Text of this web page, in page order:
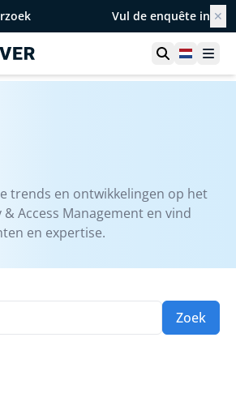
Vul de enquête in ✕
Toon zoek
trends en ontwikkelingen op het
Access Management en vind
en expertise.
Zoek